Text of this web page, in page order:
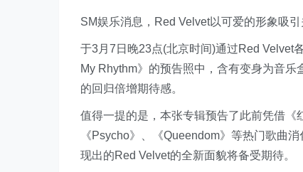
SM娱乐消息，Red Velvet以可爱的形象吸引
于3月7日晚23点(北京时间)通过Red Velvet
My Rhythm》的预告照中，含有变身为音
的回归倍增期待感。
值得一提的是，本张专辑预告了此前凭借《
《Psycho》、《Queendom》等热门歌曲
现出的Red Velvet的全新面貌将备受期待。